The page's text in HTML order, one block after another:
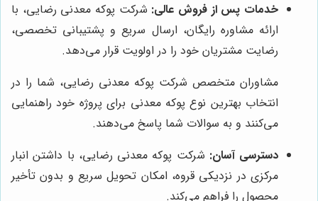
خدمات پس از فروش عالی: شرکت پوکه معدنی رضایی، با
ارائه مشاوره رایگان، ارسال سریع و پشتیبانی تخصصی،
رضایت مشتریان خود را در اولویت قرار می‌دهد.
مشاوران متخصص شرکت پوکه معدنی رضایی، شما را در
انتخاب بهترین نوع پوکه معدنی برای پروژه خود راهنمایی
می‌کنند و به سوالات شما پاسخ می‌دهند.
دسترسی آسان: شرکت پوکه معدنی رضایی، با داشتن انبار
مرکزی در نزدیکی قروه، امکان تحویل سریع و بدون تأخیر
محصول را فراهم می‌کند.